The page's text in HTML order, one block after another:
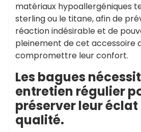
matériaux hypoallergéniques
sterling ou le titane, afin de
réaction indésirable et de
pleinement de cet accessoire
compromettre leur confort.
Les bagues
entretien régulier
préserver leur éclat
qualité.